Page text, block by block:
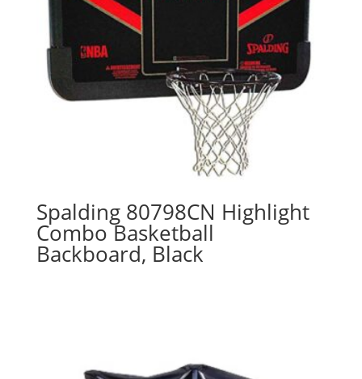
Spalding 80798CN Highlight
Combo Basketball
Backboard, Black